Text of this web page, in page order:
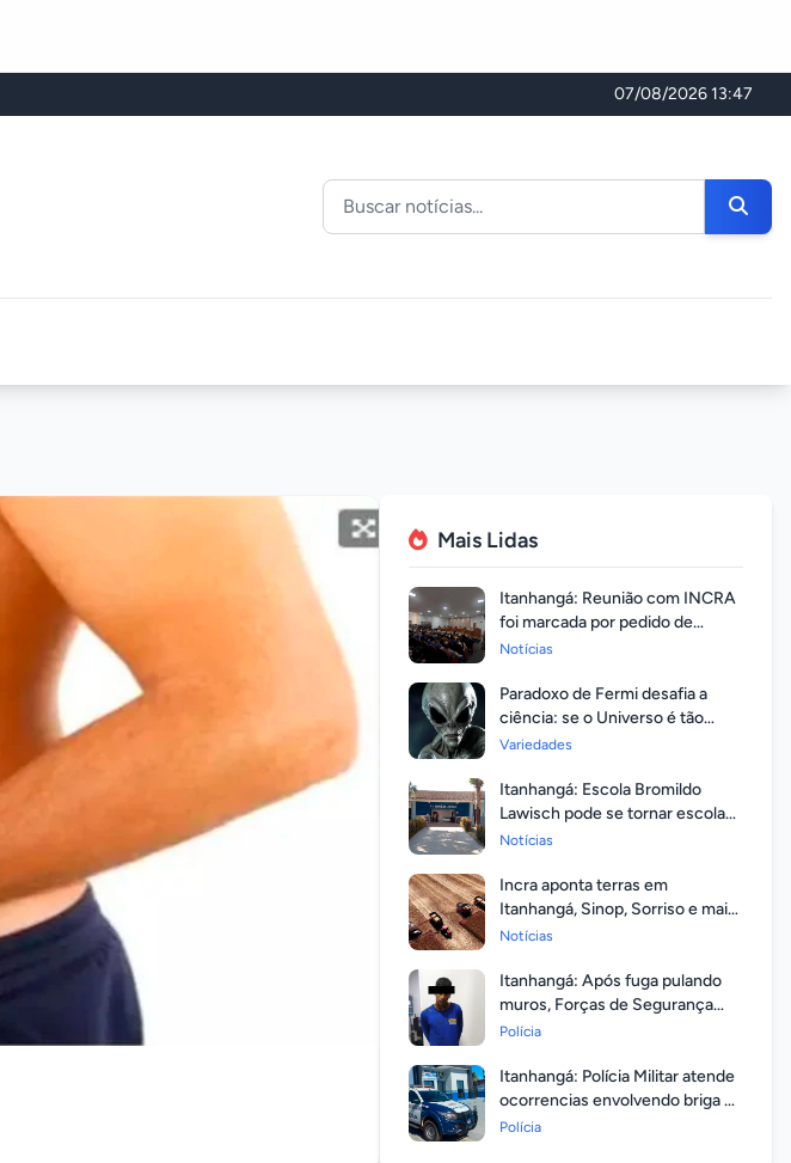
07/08/2026 13:47
Buscar noticias
Mais Lidas
Itanhangá: Reunião com INCRA
foi marcada por pedido de
regularização pela população
Notícias
Paradoxo de Fermi desafia a
ciência: se o Universo é tão
vasto, por que ninguém
Variedades
Itanhangá: Escola Bromildo
Lawisch pode se tornar escola
cívico-militar
Notícias
Incra aponta terras em
Itanhangá, Sinop, Sorriso e mais
14 entre as com maior
Notícias
Itanhangá: Após fuga pulando
muros, Forças de Segurança
prendem homem com mandato
Polícia
Itanhangá: Polícia Militar atende
ocorrencias envolvendo briga de
casais durante feriado
Polícia